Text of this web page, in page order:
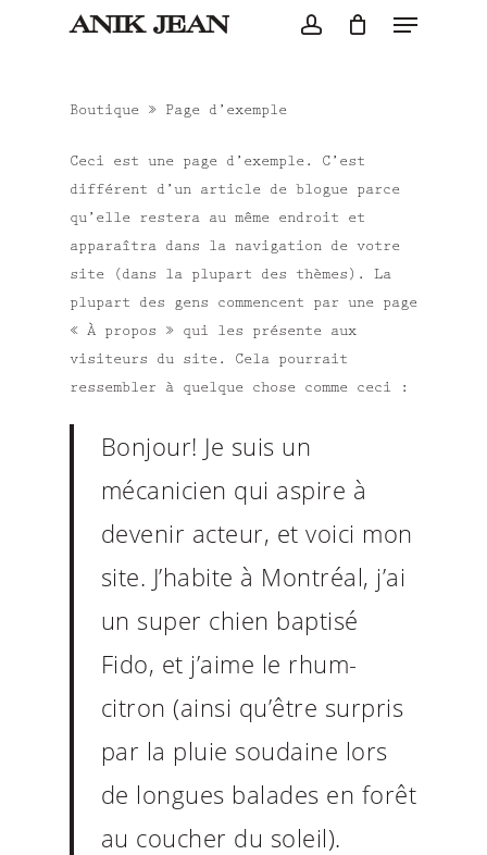
ANIK JEAN Menu
Boutique » Page d’exemple
Ceci est une page d’exemple. C’est
différent d’un article de blogue parce
qu’elle restera au même endroit et
apparaîtra dans la navigation de votre
site (dans la plupart des thèmes). La
plupart des gens commencent par une page
« À propos » qui les présente aux
visiteurs du site. Cela pourrait
ressembler à quelque chose comme ceci :
Bonjour! Je suis un
mécanicien qui aspire à
devenir acteur, et voici mon
site. J’habite à Montréal, j’ai
un super chien baptisé
Fido, et j’aime le rhum-
citron (ainsi qu’être surpris
par la pluie soudaine lors
de longues balades en forêt
au coucher du soleil).